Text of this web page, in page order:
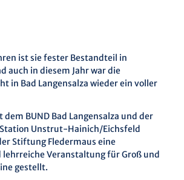
ist sie fester Bestandteil in
auch in diesem Jahr war die
in Bad Langensalza wieder ein voller
BUND Bad Langensalza und der
Unstrut-Hainich/Eichsfeld
Stiftung Fledermaus eine
lehrreiche Veranstaltung für Groß und
gestellt.